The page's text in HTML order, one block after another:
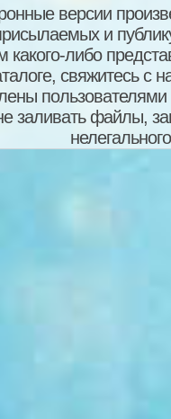
версии
и
какого-либо
свяжитесь
пользователями
заливать файлы,